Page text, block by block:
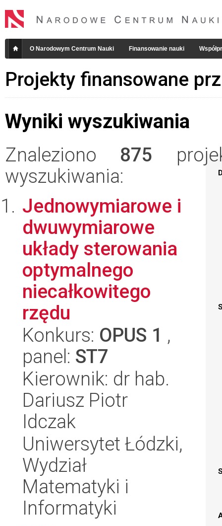
O Narodowym Centrum Nauki Finansowanie nauki
Projekty finansowane
Wyniki wyszukiwania
Znaleziono 875
wyszukiwania:
Jednowymiarowe i
dwuwymiarowe
układy sterowania
optymalnego
niecałkowitego
rzędu
Konkurs: OPUS 1 ,
panel: ST7
Kierownik: dr hab.
Dariusz Piotr
Idczak
Uniwersytet Łódzki,
Wydział
Matematyki i
Informatyki